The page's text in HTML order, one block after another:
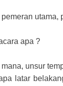
utama,
apa ?
unsur
latar